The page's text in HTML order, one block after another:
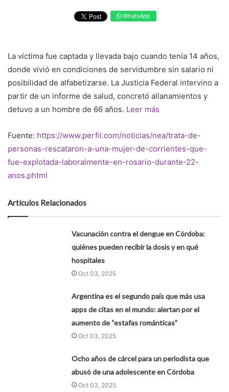
WhatsApp
La víctima fue captada y llevada bajo cuando tenía 14 años,
donde vivió en condiciones de servidumbre sin salario ni
posibilidad de alfabetizarse. La Justicia Federal intervino a
partir de un informe de salud, concretó allanamientos y
detuvo a un hombre de 66 años. Leer más
Fuente: https://www.perfil.com/noticias/nea/trata-de-
personas-rescataron-a-una-mujer-de-corrientes-que-
fue-explotada-laboralmente-en-rosario-durante-22-
anos.phtml
Artículos Relacionados
Vacunación contra el dengue en Córdoba:
quiénes pueden recibir la dosis y en qué
hospitales
Oct 03, 2025
Argentina es el segundo país que más usa
apps de citas en el mundo: alertan por el
aumento de “estafas románticas”
Oct 03, 2025
Ocho años de cárcel para un periodista que
abusó de una adolescente en Córdoba
Oct 03, 2025